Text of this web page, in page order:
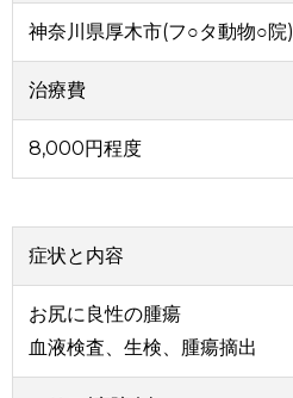
神奈川県厚木市(フ○タ動物○院)
治療費
8,000円程度
症状と内容
お尻に良性の腫瘍
血液検査、生検、腫瘍摘出